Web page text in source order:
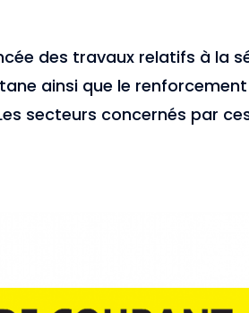
des travaux relatifs à la
ainsi que le
secteurs concernés par